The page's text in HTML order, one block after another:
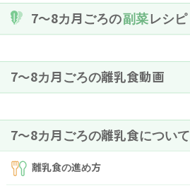
7〜8カ月ごろの副菜レシピ
7〜8カ月ごろの離乳食動画
7〜8カ月ごろの離乳食について
離乳食の進め方